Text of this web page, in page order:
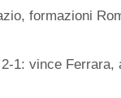
,formazioni
1: vince Ferrara,